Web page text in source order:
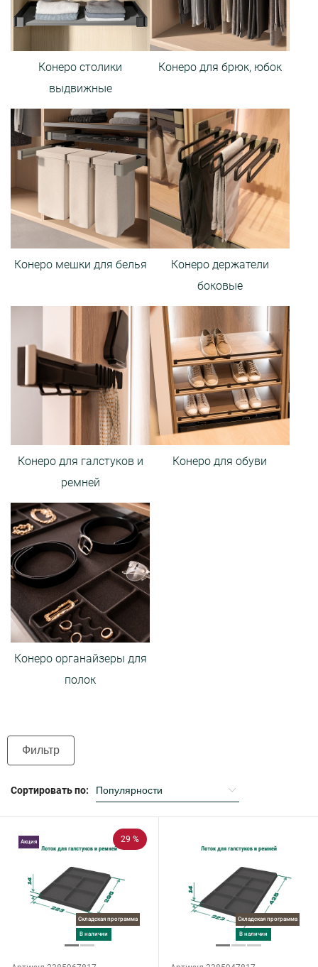
Конеро столики
выдвижные
Конеро для брюк, юбок
Конеро мешки для белья
Конеро держатели
боковые
Конеро для галстуков и
ремней
Конеро для обуви
Конеро органайзеры для
полок
Фильтр
Сортировать по:
29 %
Складская программа
в наличии
Акция
Складская программа
в наличии